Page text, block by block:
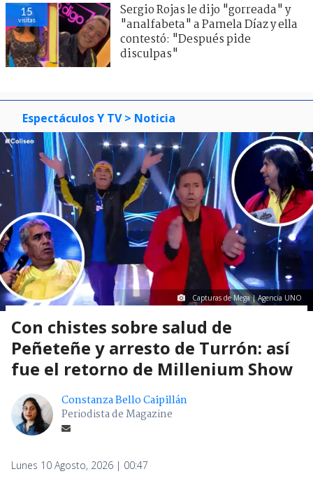
15
visitas
Sergio Rojas le dijo "gorreada" y
"analfabeta" a Pamela Díaz y ella
contestó: "Después pide
disculpas"
Espectáculos Y TV > Noticia
Capturas de Mega | Agencia UNO
Con chistes sobre salud de
Peñeteñe y arresto de Turrón: así
fue el retorno de Millenium Show
Constanza Bello Caipillán
Periodista de Magazine
Lunes 10 Agosto, 2026 | 00:47